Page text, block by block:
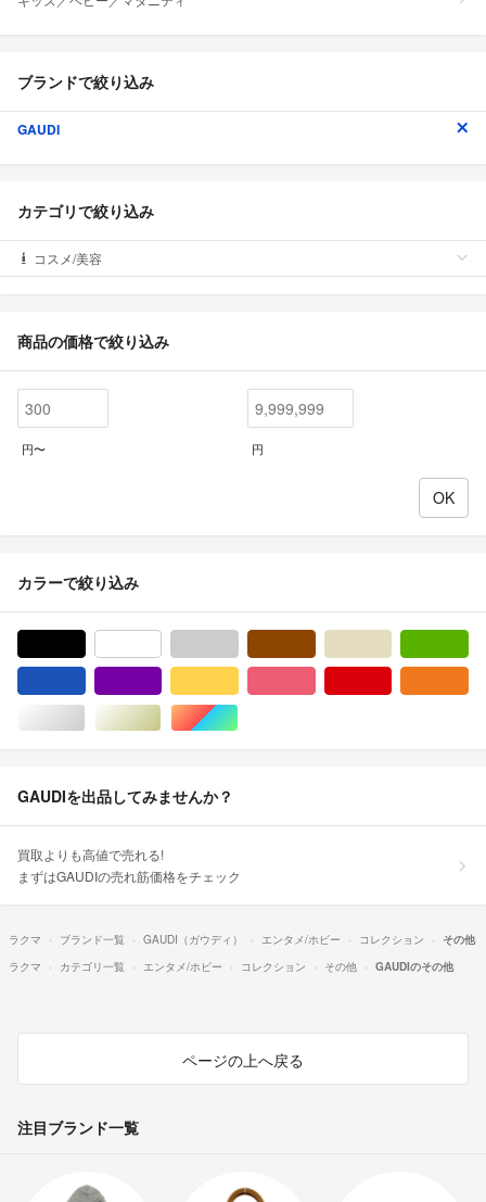
ブランドで絞り込み
GAUDI
カテゴリで絞り込み
コスメ/美容
商品の価格で絞り込み
円〜 円
カラーで絞り込み
シルバー/銀色系ゴールド/金色系マルチカラー
GAUDIを出品してみませんか？
買取よりも高値で売れる!
まずはGAUDIの売れ筋価格をチェック
ラクマ ブランド一覧 GAUDI（ガウディ） エンタメ/ホビー コレクション
その他
ラクマ
カテゴリ一覧 エンタメ/ホビー コレクション その他 GAUDIのその他
ページの上へ戻る
注目ブランド一覧